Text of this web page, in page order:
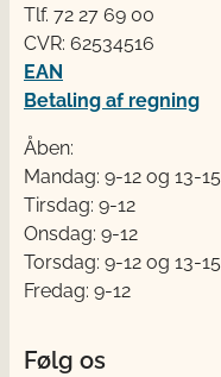
Tlf. 72 2​​​7 69 00
CVR: 62534516
EAN
Betaling af regning
Åben:
Mandag: 9-12 og 13-15
Tirsdag: 9-12
Onsdag: 9-12
Torsdag: 9-12 og 13-15
Fredag: 9-12
Følg os